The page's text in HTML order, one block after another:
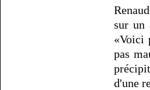
sur un
«Voici
pas
d'une